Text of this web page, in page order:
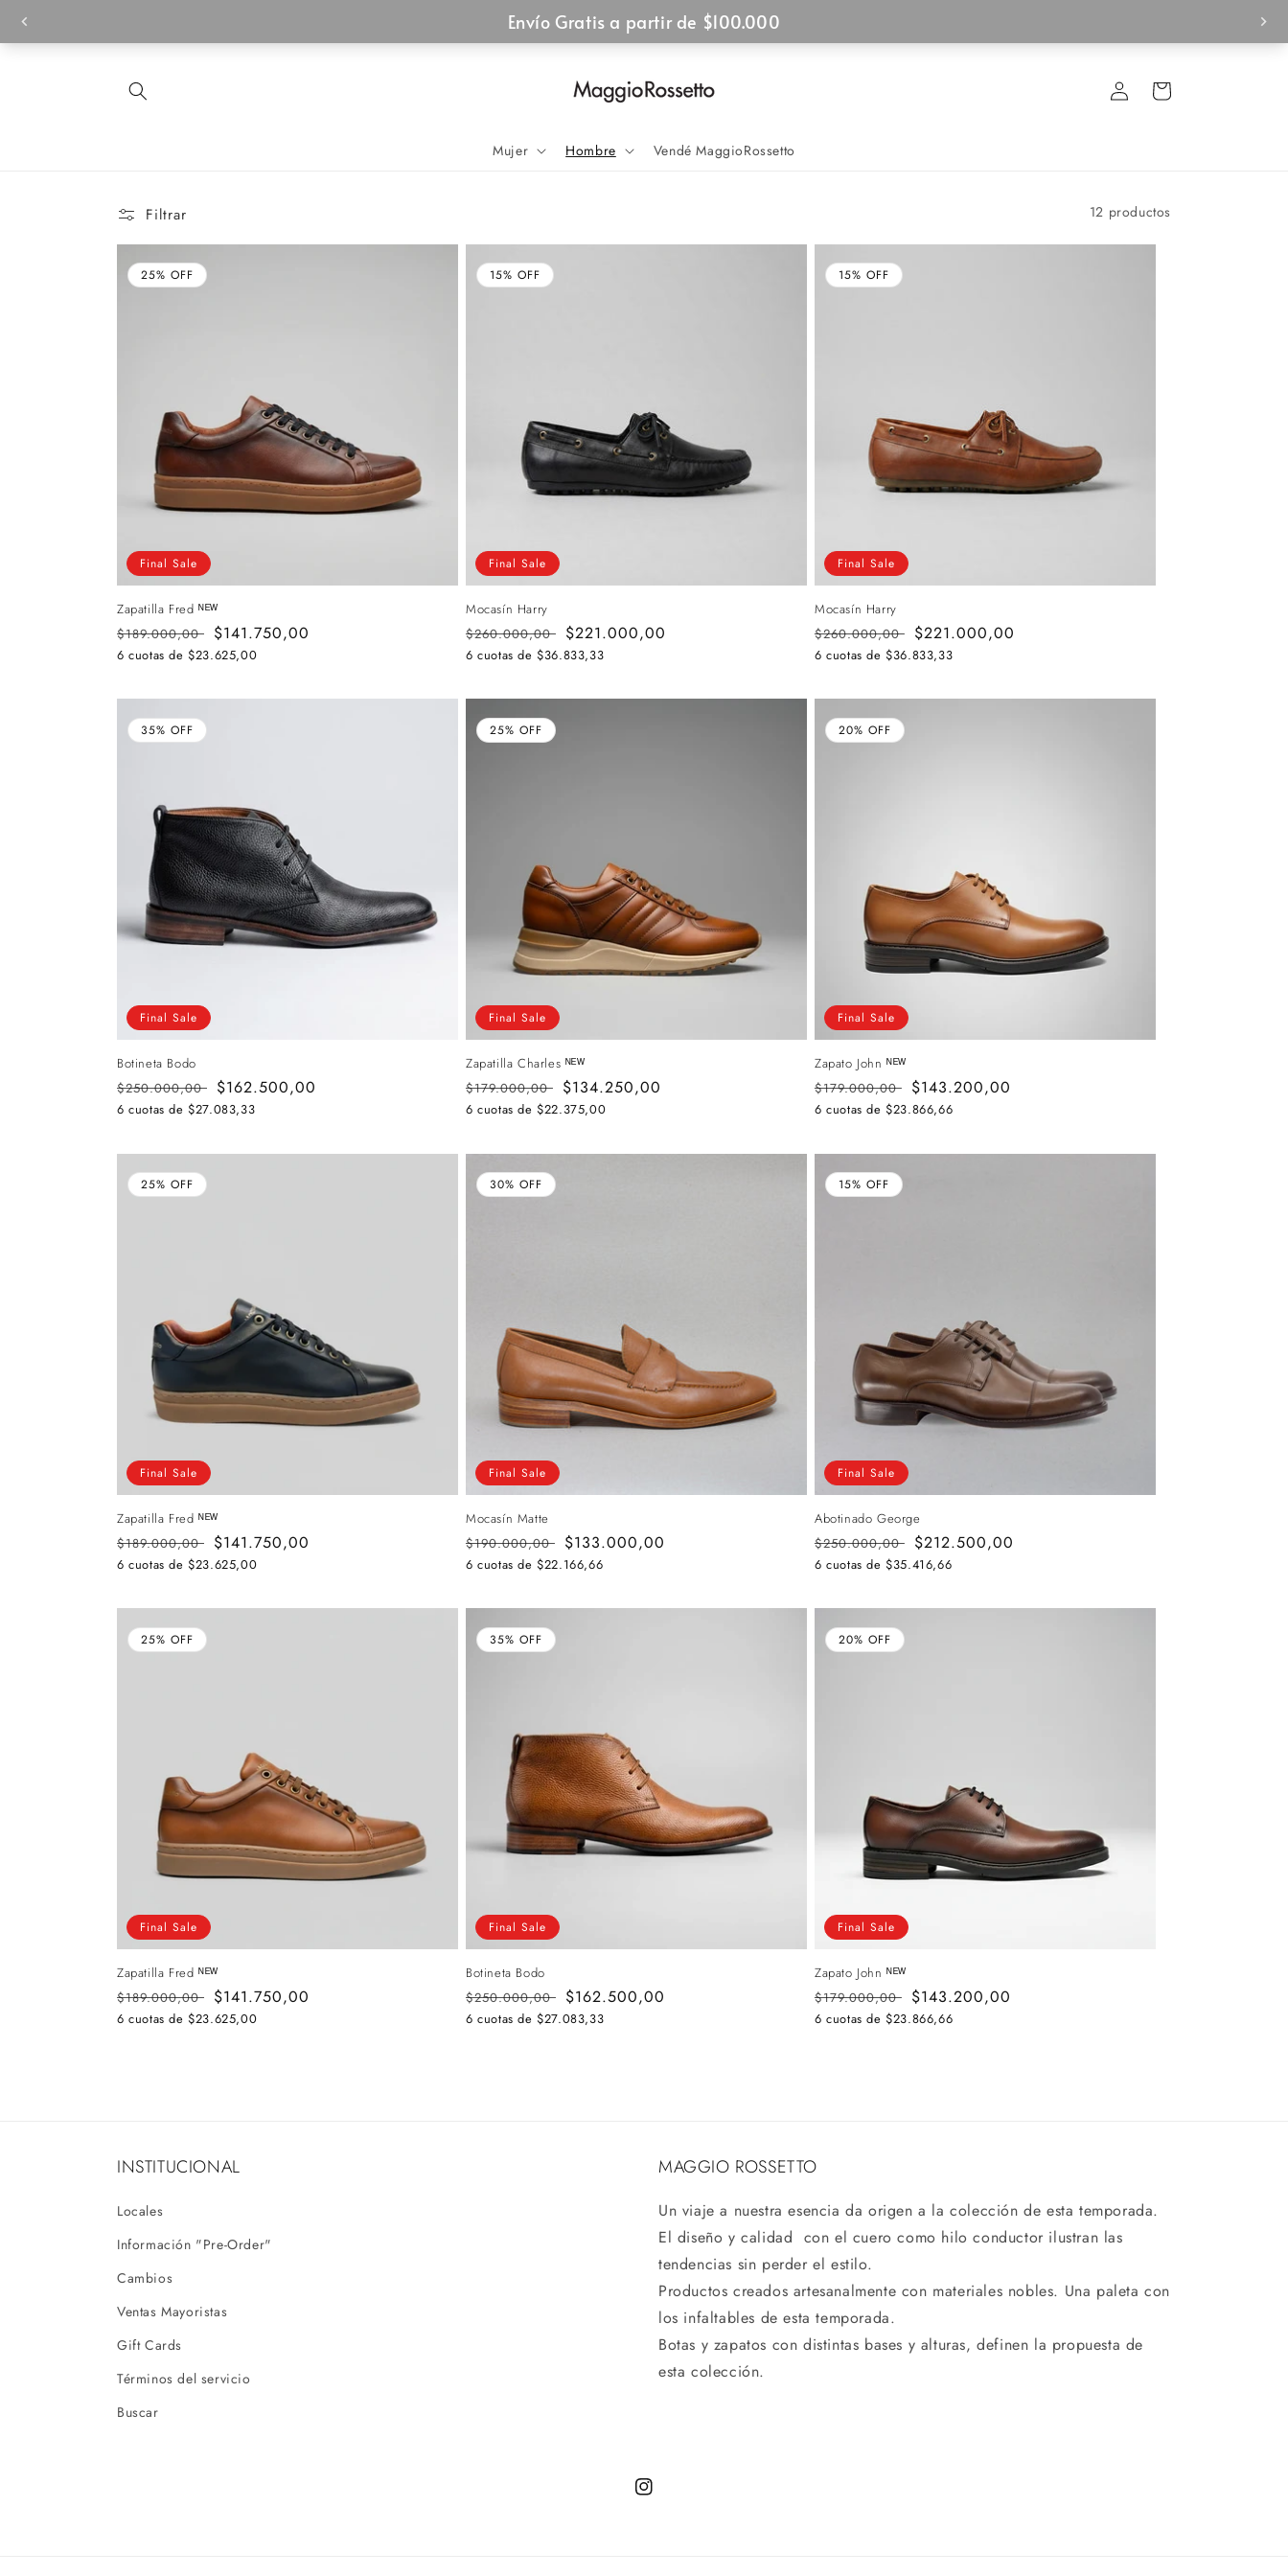
directamente
al contenido
Mujer Hombre Vendé MaggioRossetto
Iniciar
sesión
Carrito
Filtrar 12 productos
Final Sale
Zapatilla Fred ᴺᴱᵂ
Precio
habitual
$189.000,00 Precio
de
$141.750,00
6 cuotas de $23.625,00
25% OFF
Final Sale
Mocasín Harry
Precio
habitual
$260.000,00 Precio
de
$221.000,00
6 cuotas de $36.833,33
15% OFF
Final Sale
Mocasín Harry
Precio
habitual
$260.000,00 Precio
de
$221.000,00
6 cuotas de $36.833,33
15% OFF
Final Sale
Botineta Bodo
Precio
habitual
$250.000,00 Precio
de
$162.500,00
6 cuotas de $27.083,33
35% OFF
Final Sale
Zapatilla Charles ᴺᴱᵂ
Precio
habitual
$179.000,00 Precio
de
$134.250,00
6 cuotas de $22.375,00
25% OFF
Final Sale
Zapato John ᴺᴱᵂ
Precio
habitual
$179.000,00 Precio
de
$143.200,00
6 cuotas de $23.866,66
20% OFF
Final Sale
Zapatilla Fred ᴺᴱᵂ
Precio
habitual
$189.000,00 Precio
de
$141.750,00
6 cuotas de $23.625,00
25% OFF
Final Sale
Mocasín Matte
Precio
habitual
$190.000,00 Precio
de
$133.000,00
6 cuotas de $22.166,66
30% OFF
Final Sale
Abotinado George
Precio
habitual
$250.000,00 Precio
de
$212.500,00
6 cuotas de $35.416,66
15% OFF
Final Sale
Zapatilla Fred ᴺᴱᵂ
Precio
habitual
$189.000,00 Precio
de
$141.750,00
6 cuotas de $23.625,00
25% OFF
Final Sale
Botineta Bodo
Precio
habitual
$250.000,00 Precio
de
$162.500,00
6 cuotas de $27.083,33
35% OFF
Final Sale
Zapato John ᴺᴱᵂ
Precio
habitual
$179.000,00 Precio
de
$143.200,00
6 cuotas de $23.866,66
20% OFF
INSTITUCIONAL
Locales
Información "Pre-Order"
Cambios
Ventas Mayoristas
Gift Cards
Términos del servicio
Buscar
MAGGIO ROSSETTO
Un viaje a nuestra esencia da origen a la colección de esta temporada.
El diseño y calidad con el cuero como hilo conductor ilustran las
tendencias sin perder el estilo.
Productos creados artesanalmente con materiales nobles. Una paleta con
los infaltables de esta temporada.
Botas y zapatos con distintas bases y alturas, definen la propuesta de
esta colección.
Instagram